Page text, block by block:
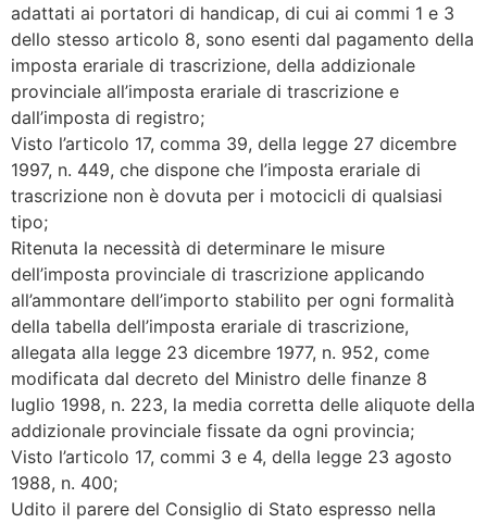
adattati ai portatori di handicap, di cui ai commi 1 e 3
dello stesso articolo 8, sono esenti dal pagamento della
imposta erariale di trascrizione, della addizionale
provinciale all’imposta erariale di trascrizione e
dall’imposta di registro;
Visto l’articolo 17, comma 39, della legge 27 dicembre
1997, n. 449, che dispone che l’imposta erariale di
trascrizione non è dovuta per i motocicli di qualsiasi
tipo;
Ritenuta la necessità di determinare le misure
dell’imposta provinciale di trascrizione applicando
all’ammontare dell’importo stabilito per ogni formalità
della tabella dell’imposta erariale di trascrizione,
allegata alla legge 23 dicembre 1977, n. 952, come
modificata dal decreto del Ministro delle finanze 8
luglio 1998, n. 223, la media corretta delle aliquote della
addizionale provinciale fissate da ogni provincia;
Visto l’articolo 17, commi 3 e 4, della legge 23 agosto
1988, n. 400;
Udito il parere del Consiglio di Stato espresso nella